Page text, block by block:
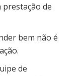
prestação de
bem não é
de